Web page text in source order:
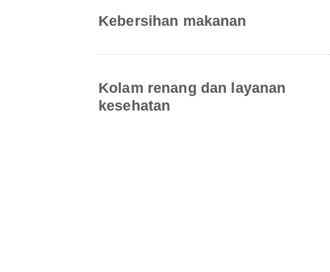
Kebersihan makanan
Kolam renang dan layanan
kesehatan